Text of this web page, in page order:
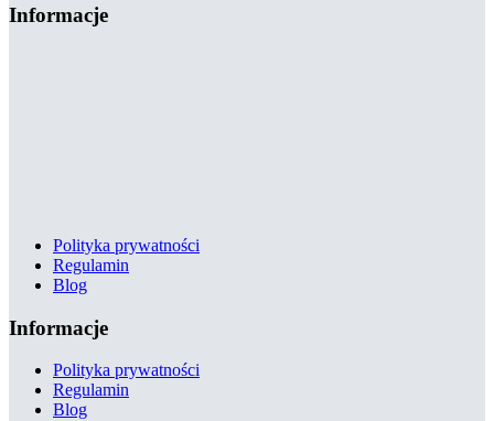
Informacje
Polityka prywatności
Regulamin
Blog
Informacje
Polityka prywatności
Regulamin
Blog